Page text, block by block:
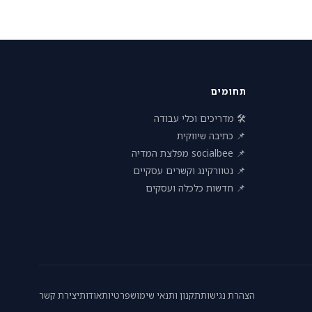
תחומים
🛠 מדריכים וכלי עבודה
📌 כתיבה שיווקית
📌 socialbee מפלצת המדיה
📌 נטוורקינג וקשרים עסקיים
📌 חדשות כלכלה ועסקים
הצהרת נגישותתקנון ותנאי שימושפרטיותאודותיצירת קשר